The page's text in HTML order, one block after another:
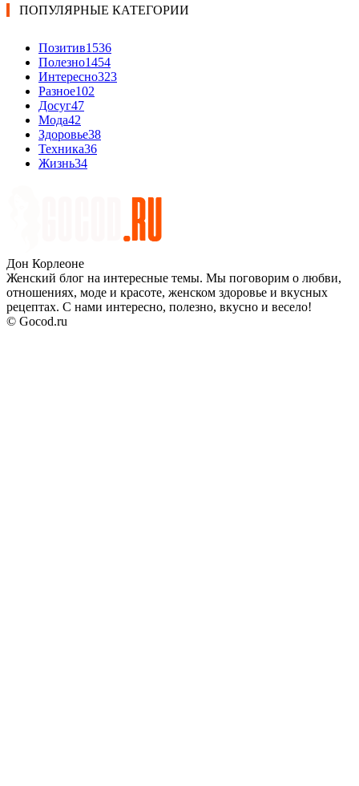
ПОПУЛЯРНЫЕ КАТЕГОРИИ
Позитив1536
Полезно1454
Интересно323
Разное102
Досуг47
Мода42
Здоровье38
Техника36
Жизнь34
Дон Корлеоне
Женский блог на интересные темы. Мы поговорим о любви,
отношениях, моде и красоте, женском здоровье и вкусных
рецептах. С нами интересно, полезно, вкусно и весело!
© Gocod.ru